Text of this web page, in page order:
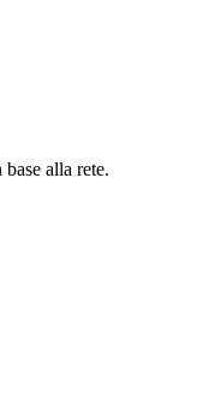
alla rete.